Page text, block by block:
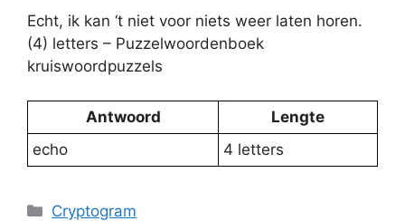
Echt, ik kan ‘t niet voor niets weer laten horen.
(4) letters – Puzzelwoordenboek
kruiswoordpuzzels
Antwoord
Lengte
echo
4 letters
Categories
Cryptogram